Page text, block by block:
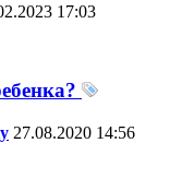
17:03
27.08.2020 14:56